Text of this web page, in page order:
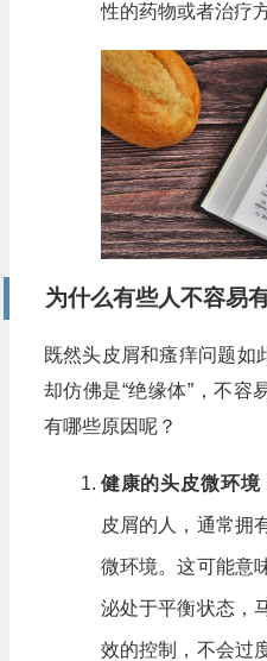
性的药物或者治疗方
为什么有些人不容易
既然头皮屑和瘙痒问题如
却仿佛是“绝缘体”，不容
有哪些原因呢？
健康的头皮微环境
皮屑的人，通常拥
微环境。这可能意
泌处于平衡状态，
效的控制，不会过